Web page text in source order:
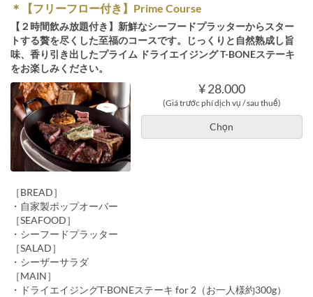
＊【フリーフロー付き】Prime Course
【２時間飲み放題付き】新鮮なシーフードプラッターからスター
トする贅を尽くした至福のコースです。じっくりと自然熟成し旨
味、香り引き出したプライム ドライエイジング T-BONEステーキ
をお楽しみください。
¥ 28.000
(Giá trước phí dịch vụ / sau thuế)
Chọn
［BREAD］
・自家製ポップオーバー
［SEAFOOD］
・シーフードプラッター
［SALAD］
・シーザーサラダ
［MAIN］
・ドライエイジングT-BONEステーキ for 2（お一人様約300g）